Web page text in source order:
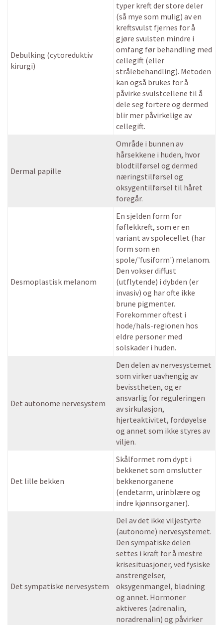
Debulking (cytoreduktiv
kirurgi)
typer kreft der store deler
(så mye som mulig) av en
kreftsvulst fjernes for å
gjøre svulsten mindre i
omfang før behandling med
cellegift (eller
strålebehandling). Metoden
kan også brukes for å
påvirke svulstcellene til å
dele seg fortere og dermed
blir mer påvirkelige av
cellegift.
Dermal papille
Område i bunnen av
hårsekkene i huden, hvor
blodtilførsel og dermed
næringstilførsel og
oksygentilførsel til håret
foregår.
Desmoplastisk melanom
En sjelden form for
føflekkreft, som er en
variant av spolecellet (har
form som en
spole/'fusiform') melanom.
Den vokser diffust
(utflytende) i dybden (er
invasiv) og har ofte ikke
brune pigmenter.
Forekommer oftest i
hode/hals-regionen hos
eldre personer med
solskader i huden.
Det autonome nervesystem
Den delen av nervesystemet
som virker uavhengig av
bevisstheten, og er
ansvarlig for reguleringen
av sirkulasjon,
hjerteaktivitet, fordøyelse
og annet som ikke styres av
viljen.
Det lille bekken
Skålformet rom dypt i
bekkenet som omslutter
bekkenorganene
(endetarm, urinblære og
indre kjønnsorganer).
Det sympatiske nervesystem
Del av det ikke viljestyrte
(autonome) nervesystemet.
Den sympatiske delen
settes i kraft for å mestre
krisesituasjoner, ved fysiske
anstrengelser,
oksygenmangel, blødning
og annet. Hormoner
aktiveres (adrenalin,
noradrenalin) og påvirker